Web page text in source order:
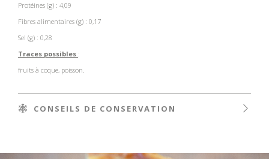
Protéines (g) : 4,09
Fibres alimentaires (g) : 0,17
Sel (g) : 0,28
Traces possibles :
fruits à coque, poisson.
CONSEILS DE CONSERVATION